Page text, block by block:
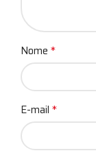
Nome *
E-mail *